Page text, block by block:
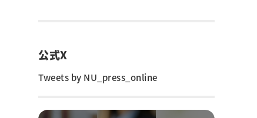
公式X
Tweets by NU_press_online